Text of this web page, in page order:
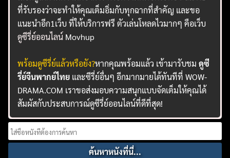
ที่รับรองว่าจะทำให้คุณเต็มอิ่มกับทุกฉากที่สำคัญ และขอ
แนะนำอีก1เว็บ ที่ให้บริการฟรี ตัวเล่นโหลดไวมากๆ คือเว็บ
ดูซีรี่ย์ออนไลน์ Movhup
พร้อมดูซีรี่ย์แล้วหรือยัง?หากคุณพร้อมแล้ว เข้ามารับชมดูซี
รี่ย์จีนพากย์ไทย และซีรี่ย์อื่นๆ อีกมากมายได้ทันทีที่ WOW-
DRAMA.COM เราขอส่งมอบความสนุกแบบจัดเต็มให้คุณได้
สัมผัสกับประสบการณ์ดูซีรี่ย์ออนไลน์ที่ดีที่สุด!
Search
for: